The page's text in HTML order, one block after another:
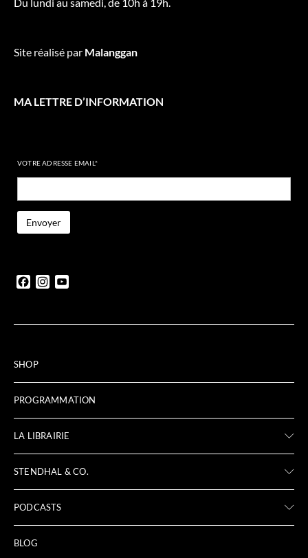
Site réalisé par Malanggan
MA LETTRE D’INFORMATION
VOTRE ADRESSE EMAIL*
FacebookInstagram
SHOP
PROGRAMMATION
LA LIBRAIRIE
STENDHAL & CO.
PODCASTS
BLOG